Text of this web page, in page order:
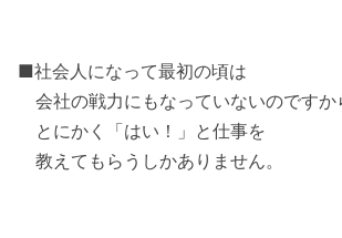
■社会人になって最初の頃は
会社の戦力にもなっていないのですか
とにかく「はい！」と仕事を
教えてもらうしかありません。